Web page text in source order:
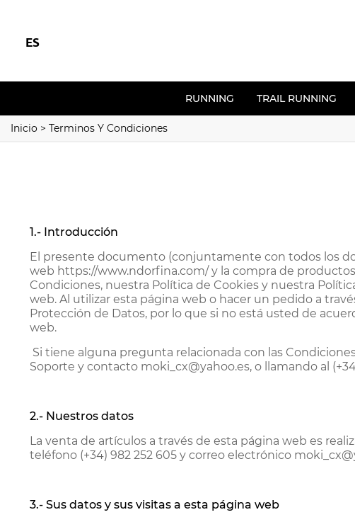
RUNNING TRAIL RUNNING
ES
Inicio > Terminos Y Condiciones
1.- Introducción
El presente documento (conjuntamente con todos los
web https://www.ndorfina.com/ y la compra de
Condiciones, nuestra Política de Cookies y nuestra
web. Al utilizar esta página web o hacer un pedido a
Protección de Datos, por lo que si no está usted de
web.
Si tiene alguna pregunta relacionada con las
Soporte y contacto moki_cx@yahoo.es, o llamando al
2.- Nuestros datos
La venta de artículos a través de esta página web es
teléfono (+34) 982 252 605 y correo electrónico
3.- Sus datos y sus visitas a esta página web